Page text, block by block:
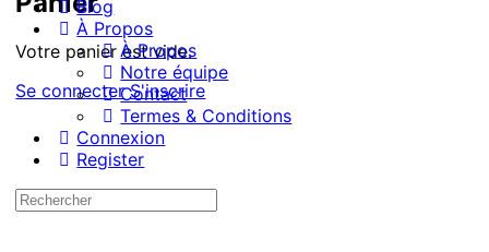
Votre panier est vide.
Se connecter S'inscrire
Blog
À Propos
À Propos
Notre équipe
Contact
Termes & Conditions
Connexion
Register
Recherche